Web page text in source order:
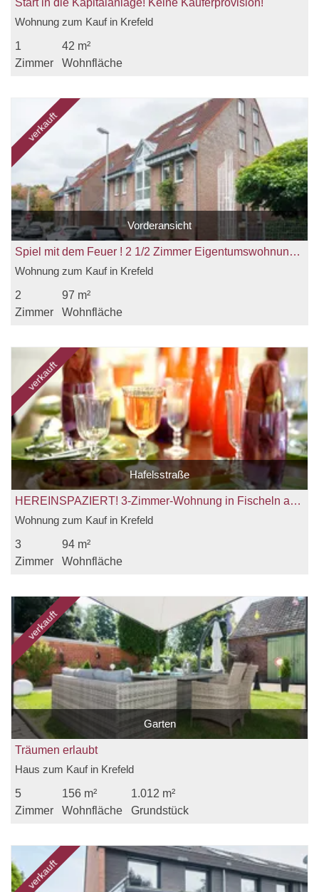
Wohnung zum Kauf in Krefeld
1
Zimmer
42 m²
Wohnfläche
verkauft
Vorderansicht
Spiel mit dem Feuer ! 2 1/2 Zimmer Eigentumswohnung im 1. Obergeschoss zu verkaufen
Wohnung zum Kauf in Krefeld
2
Zimmer
97 m²
Wohnfläche
verkauft
Hafelsstraße
HEREINSPAZIERT! 3-Zimmer-Wohnung in Fischeln auf der Hafelsstraße zu verkaufen!
Wohnung zum Kauf in Krefeld
3
Zimmer
94 m²
Wohnfläche
verkauft
Garten
Träumen erlaubt
Haus zum Kauf in Krefeld
5
Zimmer
156 m²
Wohnfläche
1.012 m²
Grundstück
verkauft